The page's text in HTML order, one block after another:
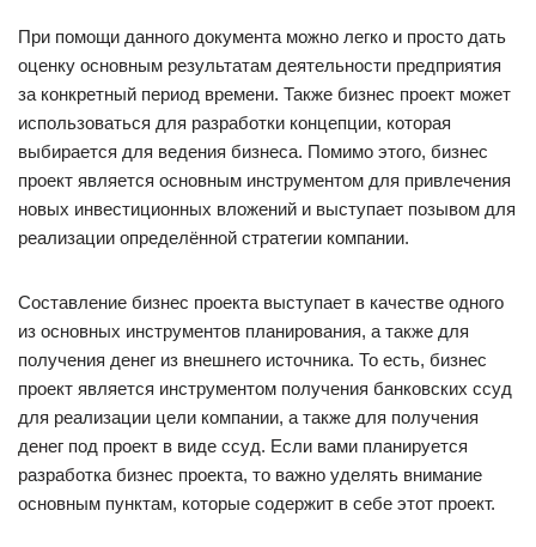
При помощи данного документа можно легко и просто дать
оценку основным результатам деятельности предприятия
за конкретный период времени. Также бизнес проект может
использоваться для разработки концепции, которая
выбирается для ведения бизнеса. Помимо этого, бизнес
проект является основным инструментом для привлечения
новых инвестиционных вложений и выступает позывом для
реализации определённой стратегии компании.
Составление бизнес проекта выступает в качестве одного
из основных инструментов планирования, а также для
получения денег из внешнего источника. То есть, бизнес
проект является инструментом получения банковских ссуд
для реализации цели компании, а также для получения
денег под проект в виде ссуд. Если вами планируется
разработка бизнес проекта, то важно уделять внимание
основным пунктам, которые содержит в себе этот проект.